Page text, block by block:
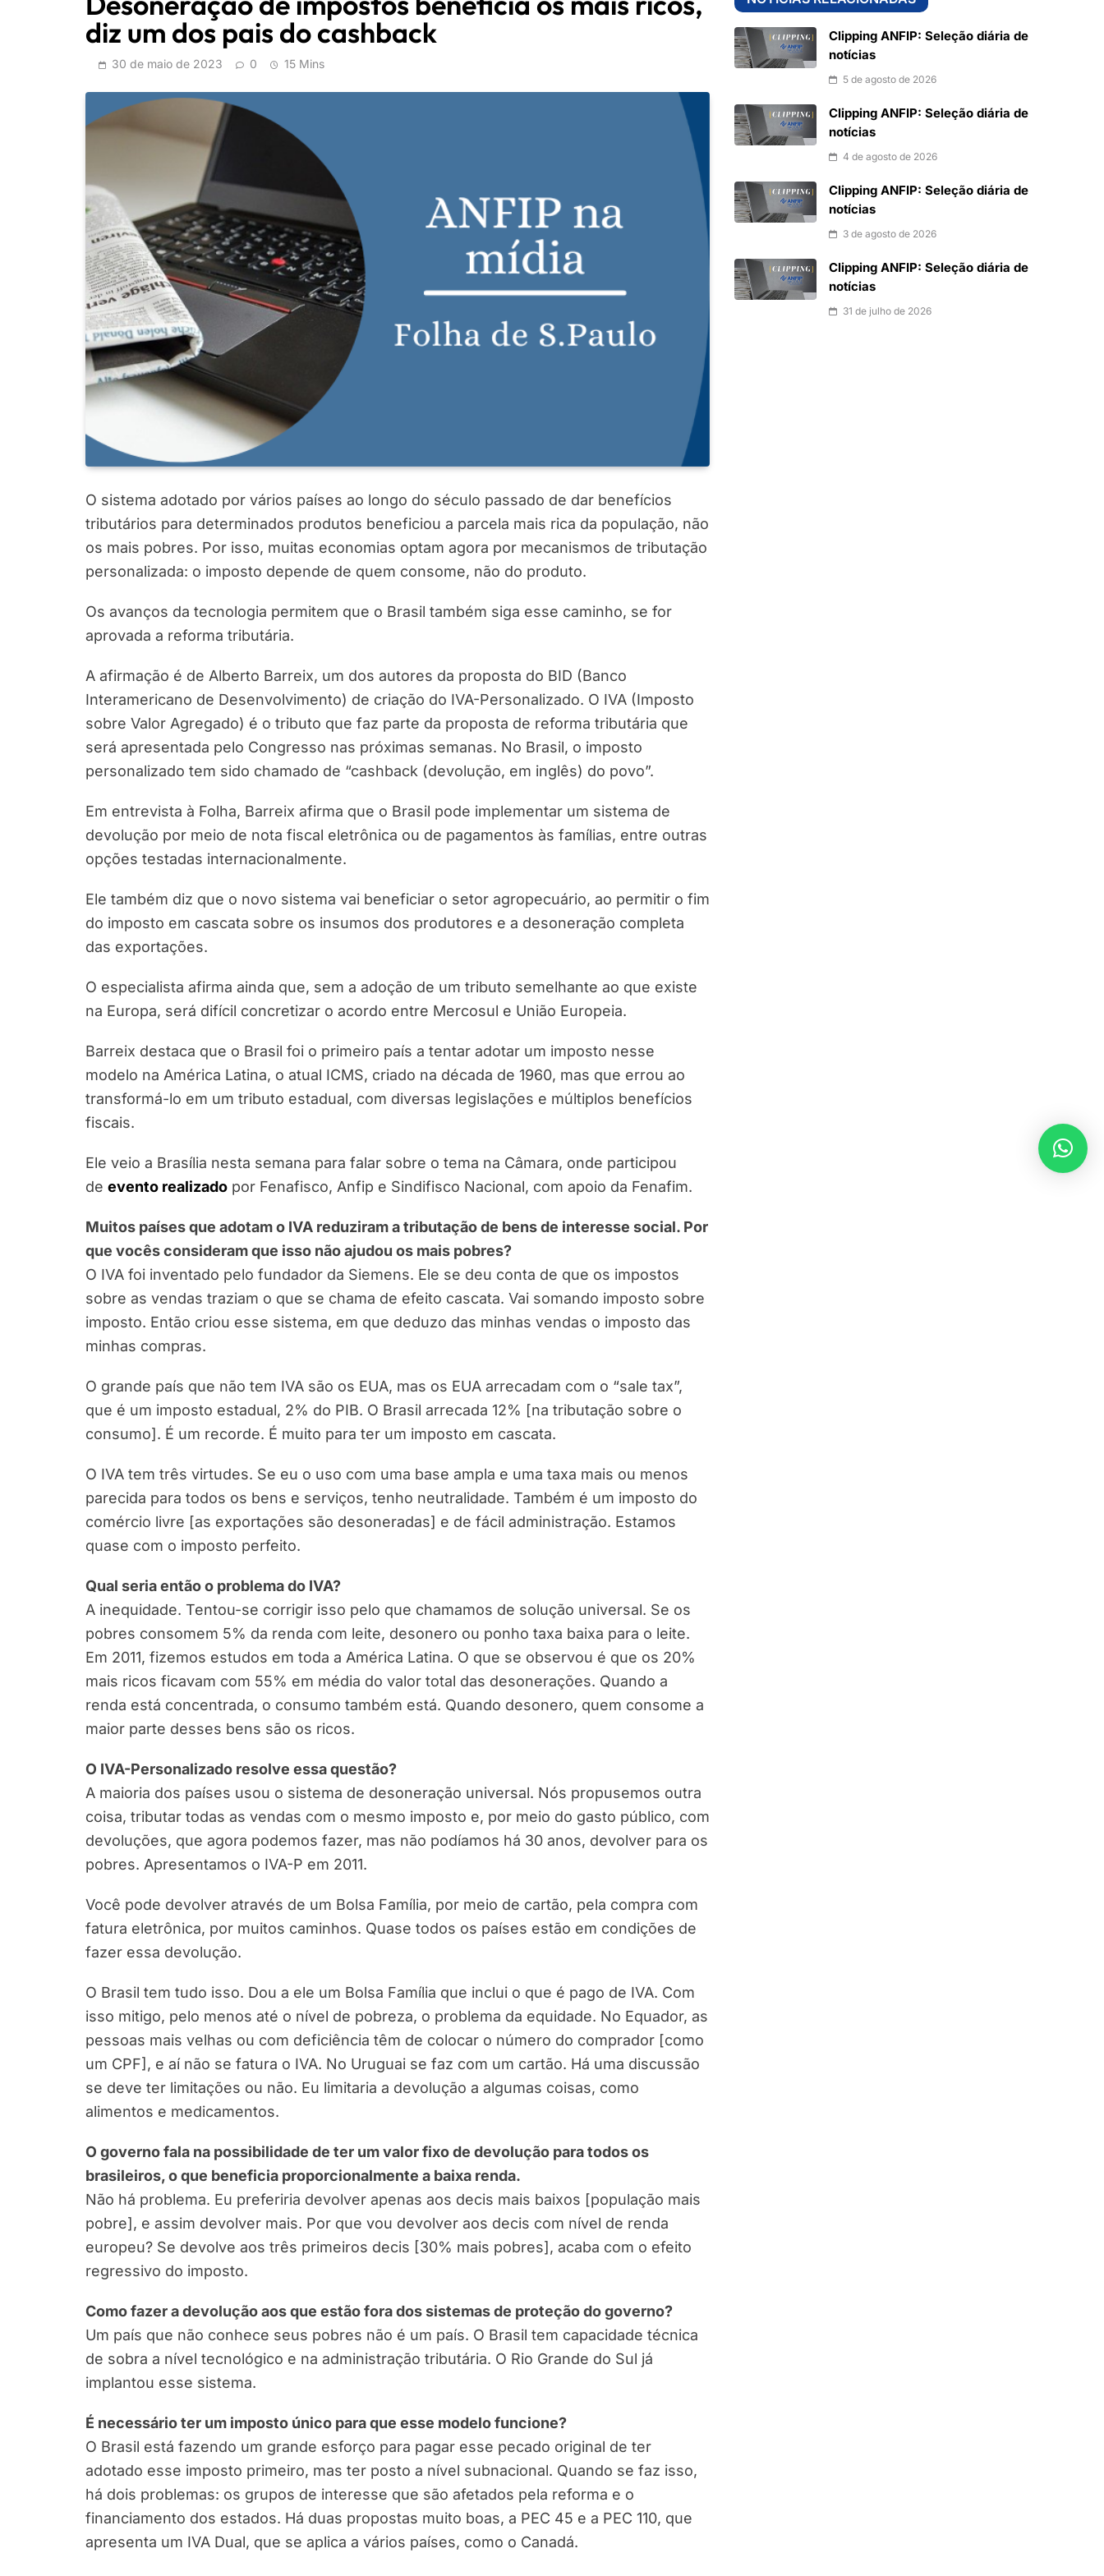
diz um dos pais do cashback
30 de maio de 2023 0 15 Mins
O sistema adotado por vários países ao longo do século passado de dar benefícios
tributários para determinados produtos beneficiou a parcela mais rica da população, não
os mais pobres. Por isso, muitas economias optam agora por mecanismos de tributação
personalizada: o imposto depende de quem consome, não do produto.
Os avanços da tecnologia permitem que o Brasil também siga esse caminho, se for
aprovada a reforma tributária.
A afirmação é de Alberto Barreix, um dos autores da proposta do BID (Banco
Interamericano de Desenvolvimento) de criação do IVA-Personalizado. O IVA (Imposto
sobre Valor Agregado) é o tributo que faz parte da proposta de reforma tributária que
será apresentada pelo Congresso nas próximas semanas. No Brasil, o imposto
personalizado tem sido chamado de “cashback (devolução, em inglês) do povo”.
Em entrevista à Folha, Barreix afirma que o Brasil pode implementar um sistema de
devolução por meio de nota fiscal eletrônica ou de pagamentos às famílias, entre outras
opções testadas internacionalmente.
Ele também diz que o novo sistema vai beneficiar o setor agropecuário, ao permitir o fim
do imposto em cascata sobre os insumos dos produtores e a desoneração completa
das exportações.
O especialista afirma ainda que, sem a adoção de um tributo semelhante ao que existe
na Europa, será difícil concretizar o acordo entre Mercosul e União Europeia.
Barreix destaca que o Brasil foi o primeiro país a tentar adotar um imposto nesse
modelo na América Latina, o atual ICMS, criado na década de 1960, mas que errou ao
transformá-lo em um tributo estadual, com diversas legislações e múltiplos benefícios
fiscais.
Ele veio a Brasília nesta semana para falar sobre o tema na Câmara, onde participou
de evento realizado por Fenafisco, Anfip e Sindifisco Nacional, com apoio da Fenafim.
Muitos países que adotam o IVA reduziram a tributação de bens de interesse social. Por
que vocês consideram que isso não ajudou os mais pobres?
O IVA foi inventado pelo fundador da Siemens. Ele se deu conta de que os impostos
sobre as vendas traziam o que se chama de efeito cascata. Vai somando imposto sobre
imposto. Então criou esse sistema, em que deduzo das minhas vendas o imposto das
minhas compras.
O grande país que não tem IVA são os EUA, mas os EUA arrecadam com o “sale tax”,
que é um imposto estadual, 2% do PIB. O Brasil arrecada 12% [na tributação sobre o
consumo]. É um recorde. É muito para ter um imposto em cascata.
O IVA tem três virtudes. Se eu o uso com uma base ampla e uma taxa mais ou menos
parecida para todos os bens e serviços, tenho neutralidade. Também é um imposto do
comércio livre [as exportações são desoneradas] e de fácil administração. Estamos
quase com o imposto perfeito.
Qual seria então o problema do IVA?
A inequidade. Tentou-se corrigir isso pelo que chamamos de solução universal. Se os
pobres consomem 5% da renda com leite, desonero ou ponho taxa baixa para o leite.
Em 2011, fizemos estudos em toda a América Latina. O que se observou é que os 20%
mais ricos ficavam com 55% em média do valor total das desonerações. Quando a
renda está concentrada, o consumo também está. Quando desonero, quem consome a
maior parte desses bens são os ricos.
O IVA-Personalizado resolve essa questão?
A maioria dos países usou o sistema de desoneração universal. Nós propusemos outra
coisa, tributar todas as vendas com o mesmo imposto e, por meio do gasto público, com
devoluções, que agora podemos fazer, mas não podíamos há 30 anos, devolver para os
pobres. Apresentamos o IVA-P em 2011.
Você pode devolver através de um Bolsa Família, por meio de cartão, pela compra com
fatura eletrônica, por muitos caminhos. Quase todos os países estão em condições de
fazer essa devolução.
O Brasil tem tudo isso. Dou a ele um Bolsa Família que inclui o que é pago de IVA. Com
isso mitigo, pelo menos até o nível de pobreza, o problema da equidade. No Equador, as
pessoas mais velhas ou com deficiência têm de colocar o número do comprador [como
um CPF], e aí não se fatura o IVA. No Uruguai se faz com um cartão. Há uma discussão
se deve ter limitações ou não. Eu limitaria a devolução a algumas coisas, como
alimentos e medicamentos.
O governo fala na possibilidade de ter um valor fixo de devolução para todos os
brasileiros, o que beneficia proporcionalmente a baixa renda.
Não há problema. Eu preferiria devolver apenas aos decis mais baixos [população mais
pobre], e assim devolver mais. Por que vou devolver aos decis com nível de renda
europeu? Se devolve aos três primeiros decis [30% mais pobres], acaba com o efeito
regressivo do imposto.
Como fazer a devolução aos que estão fora dos sistemas de proteção do governo?
Um país que não conhece seus pobres não é um país. O Brasil tem capacidade técnica
de sobra a nível tecnológico e na administração tributária. O Rio Grande do Sul já
implantou esse sistema.
É necessário ter um imposto único para que esse modelo funcione?
O Brasil está fazendo um grande esforço para pagar esse pecado original de ter
adotado esse imposto primeiro, mas ter posto a nível subnacional. Quando se faz isso,
há dois problemas: os grupos de interesse que são afetados pela reforma e o
financiamento dos estados. Há duas propostas muito boas, a PEC 45 e a PEC 110, que
apresenta um IVA Dual, que se aplica a vários países, como o Canadá.
Clipping ANFIP: Seleção diária de
notícias
5 de agosto de 2026
Clipping ANFIP: Seleção diária de
notícias
4 de agosto de 2026
Clipping ANFIP: Seleção diária de
notícias
3 de agosto de 2026
Clipping ANFIP: Seleção diária de
notícias
31 de julho de 2026